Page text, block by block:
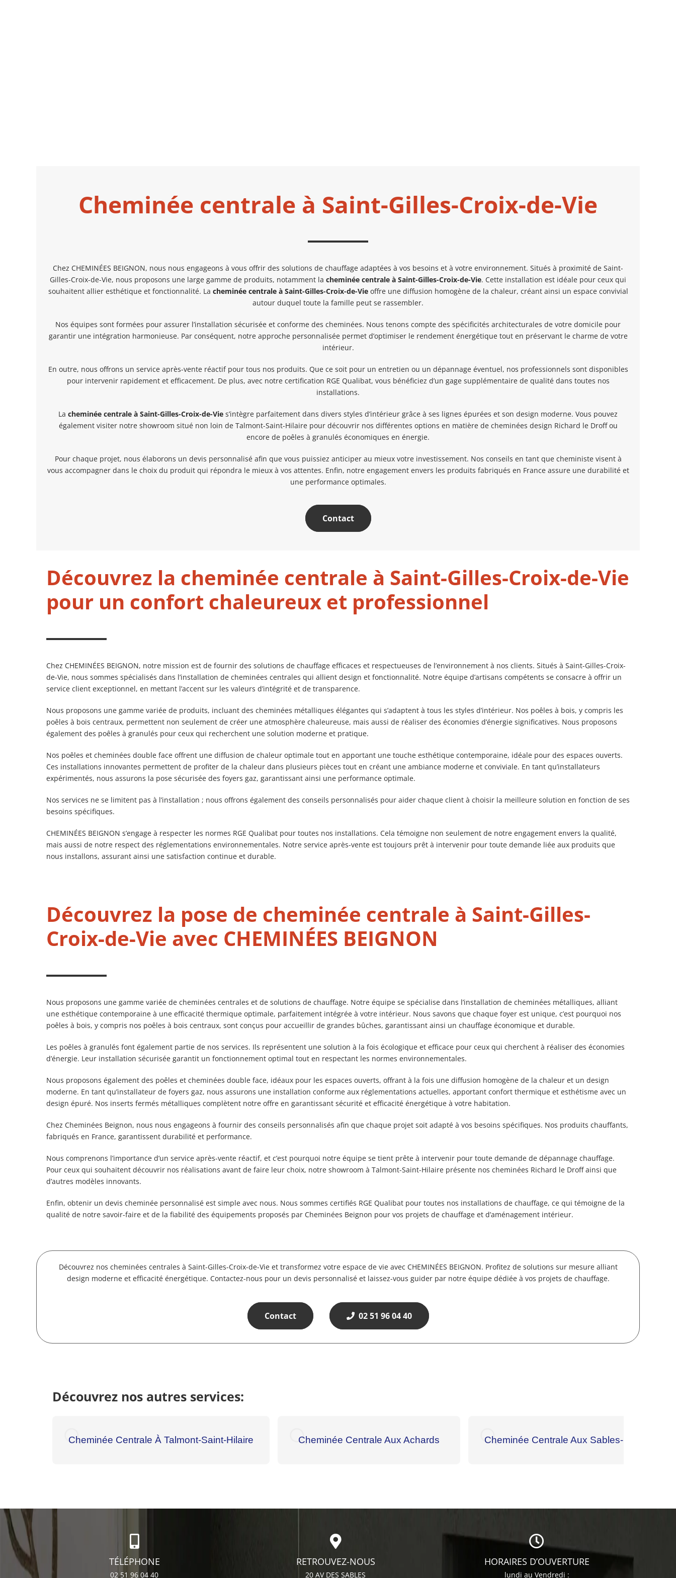
Cheminée centrale à Saint-Gilles-Croix-de-Vie
Chez CHEMINÉES BEIGNON, nous nous engageons à vous offrir des solutions de chauffage adaptées à vos besoins et à votre environnement. Situés à proximité de Saint-
Gilles-Croix-de-Vie, nous proposons une large gamme de produits, notamment la cheminée centrale à Saint-Gilles-Croix-de-Vie. Cette installation est idéale pour ceux qui
souhaitent allier esthétique et fonctionnalité. La cheminée centraleà Saint-Gilles-Croix-de-Vieoffre une diffusion homogène de la chaleur, créant ainsi un espace convivial
autour duquel toute la famille peut se rassembler.
Nos équipes sont formées pour assurer l’installation sécurisée et conforme des cheminées. Nous tenons compte des spécificités architecturales de votre domicile pour
garantir une intégration harmonieuse. Par conséquent, notre approche personnalisée permet d’optimiser le rendement énergétique tout en préservant le charme de votre
intérieur.
En outre, nous offrons un service après-vente réactif pour tous nos produits. Que ce soit pour un entretien ou un dépannage éventuel, nos professionnels sont disponibles
pour intervenir rapidement et efficacement. De plus, avec notre certification RGE Qualibat, vous bénéficiez d’un gage supplémentaire de qualité dans toutes nos
installations.
La cheminée centrale à Saint-Gilles-Croix-de-Vie s’intègre parfaitement dans divers styles d’intérieur grâce à ses lignes épurées et son design moderne. Vous pouvez
également visiter notre showroom situé non loin de Talmont-Saint-Hilaire pour découvrir nos différentes options en matière de cheminées design Richard le Droff ou
encore de poêles à granulés économiques en énergie.
Pour chaque projet, nous élaborons un devis personnalisé afin que vous puissiez anticiper au mieux votre investissement. Nos conseils en tant que cheministe visent à
vous accompagner dans le choix du produit qui répondra le mieux à vos attentes. Enfin, notre engagement envers les produits fabriqués en France assure une durabilité et
une performance optimales.
Contact
Découvrez la cheminée centrale à Saint-Gilles-Croix-de-Vie
pour un confort chaleureux et professionnel
Chez CHEMINÉES BEIGNON, notre mission est de fournir des solutions de chauffage efficaces et respectueuses de l’environnement à nos clients. Situés à Saint-Gilles-Croix-
de-Vie, nous sommes spécialisés dans l’installation de cheminées centrales qui allient design et fonctionnalité. Notre équipe d’artisans compétents se consacre à offrir un
service client exceptionnel, en mettant l’accent sur les valeurs d’intégrité et de transparence.
Nous proposons une gamme variée de produits, incluant des cheminées métalliques élégantes qui s’adaptent à tous les styles d’intérieur. Nos poêles à bois, y compris les
poêles à bois centraux, permettent non seulement de créer une atmosphère chaleureuse, mais aussi de réaliser des économies d’énergie significatives. Nous proposons
également des poêles à granulés pour ceux qui recherchent une solution moderne et pratique.
Nos poêles et cheminées double face offrent une diffusion de chaleur optimale tout en apportant une touche esthétique contemporaine, idéale pour des espaces ouverts.
Ces installations innovantes permettent de profiter de la chaleur dans plusieurs pièces tout en créant une ambiance moderne et conviviale. En tant qu’installateurs
expérimentés, nous assurons la pose sécurisée des foyers gaz, garantissant ainsi une performance optimale.
Nos services ne se limitent pas à l’installation ; nous offrons également des conseils personnalisés pour aider chaque client à choisir la meilleure solution en fonction de ses
besoins spécifiques.
CHEMINÉES BEIGNON s’engage à respecter les normes RGE Qualibat pour toutes nos installations. Cela témoigne non seulement de notre engagement envers la qualité,
mais aussi de notre respect des réglementations environnementales. Notre service après-vente est toujours prêt à intervenir pour toute demande liée aux produits que
nous installons, assurant ainsi une satisfaction continue et durable.
Découvrez la pose de cheminée centrale à Saint-Gilles-
Croix-de-Vie avec CHEMINÉES BEIGNON
Nous proposons une gamme variée de cheminées centrales et de solutions de chauffage. Notre équipe se spécialise dans l’installation de cheminées métalliques, alliant
une esthétique contemporaine à une efficacité thermique optimale, parfaitement intégrée à votre intérieur. Nous savons que chaque foyer est unique, c’est pourquoi nos
poêles à bois, y compris nos poêles à bois centraux, sont conçus pour accueillir de grandes bûches, garantissant ainsi un chauffage économique et durable.
Les poêles à granulés font également partie de nos services. Ils représentent une solution à la fois écologique et efficace pour ceux qui cherchent à réaliser des économies
d’énergie. Leur installation sécurisée garantit un fonctionnement optimal tout en respectant les normes environnementales.
Nous proposons également des poêles et cheminées double face, idéaux pour les espaces ouverts, offrant à la fois une diffusion homogène de la chaleur et un design
moderne. En tant qu’installateur de foyers gaz, nous assurons une installation conforme aux réglementations actuelles, apportant confort thermique et esthétisme avec un
design épuré. Nos inserts fermés métalliques complètent notre offre en garantissant sécurité et efficacité énergétique à votre habitation.
Chez Cheminées Beignon, nous nous engageons à fournir des conseils personnalisés afin que chaque projet soit adapté à vos besoins spécifiques. Nos produits chauffants,
fabriqués en France, garantissent durabilité et performance.
Nous comprenons l’importance d’un service après-vente réactif, et c’est pourquoi notre équipe se tient prête à intervenir pour toute demande de dépannage chauffage.
Pour ceux qui souhaitent découvrir nos réalisations avant de faire leur choix, notre showroom à Talmont-Saint-Hilaire présente nos cheminées Richard le Droff ainsi que
d’autres modèles innovants.
Enfin, obtenir un devis cheminée personnalisé est simple avec nous. Nous sommes certifiés RGE Qualibat pour toutes nos installations de chauffage, ce qui témoigne de la
qualité de notre savoir-faire et de la fiabilité des équipements proposés par Cheminées Beignon pour vos projets de chauffage et d’aménagement intérieur.
Découvrez nos cheminées centrales à Saint-Gilles-Croix-de-Vie et transformez votre espace de vie avec CHEMINÉES BEIGNON. Profitez de solutions sur mesure alliant
design moderne et efficacité énergétique. Contactez-nous pour un devis personnalisé et laissez-vous guider par notre équipe dédiée à vos projets de chauffage.
Contact 02 51 96 04 40
Découvrez nos autres services:
Cheminée Centrale À Talmont-Saint-Hilaire Cheminée Centrale Aux Achards Cheminée Centrale Aux Sables-D’Olonne
TÉLÉPHONE
02 51 96 04 40
RETROUVEZ-NOUS
20 AV DES SABLES
HORAIRES D’OUVERTURE
lundi au Vendredi :